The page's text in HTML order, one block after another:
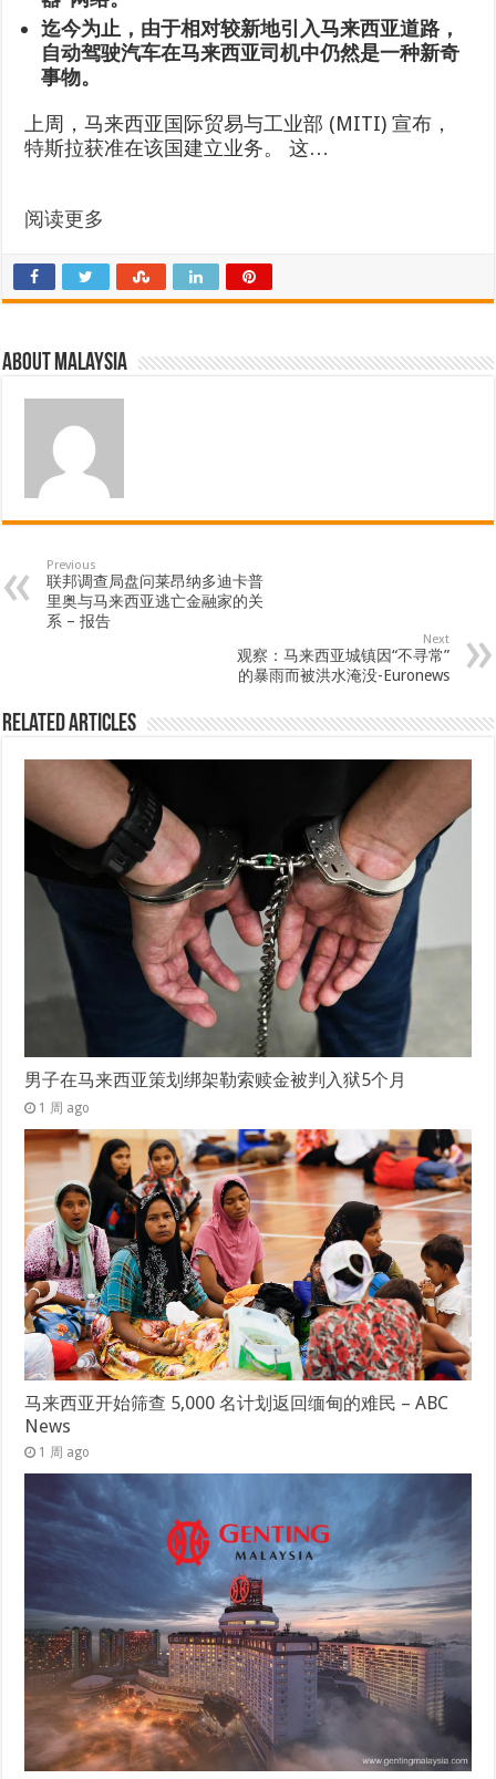
迄今为止，由于相对较新地引入马来西亚道路，
自动驾驶汽车在马来西亚司机中仍然是一种新奇
事物。
上周，马来西亚国际贸易与工业部 (MITI) 宣布，
特斯拉获准在该国建立业务。 这…
阅读更多
About Malaysia
Previous
联邦调查局盘问莱昂纳多迪卡普
里奥与马来西亚逃亡金融家的关
系 – 报告
Next
观察：马来西亚城镇因“不寻常”
的暴雨而被洪水淹没-Euronews
Related Articles
男子在马来西亚策划绑架勒索赎金被判入狱5个月
1 周 ago
马来西亚开始筛查 5,000 名计划返回缅甸的难民 – ABC
News
1 周 ago